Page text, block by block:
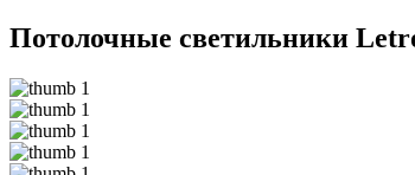
Потолочные светильники